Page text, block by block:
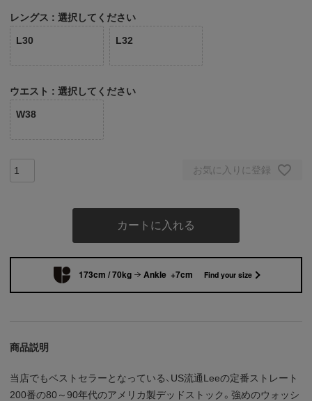
レングス 選択してください
L30 L32
ウエスト 選択してください
W38
お気に入りに登録
カートに入れる
173cm / 70kg Ankle +7cm Find your size
商品説明
当店でもベストセラーとなっている、US流通Leeの定番ストレート
200番の80～90年代のアメリカ製デッドストック。強めのウォッシ